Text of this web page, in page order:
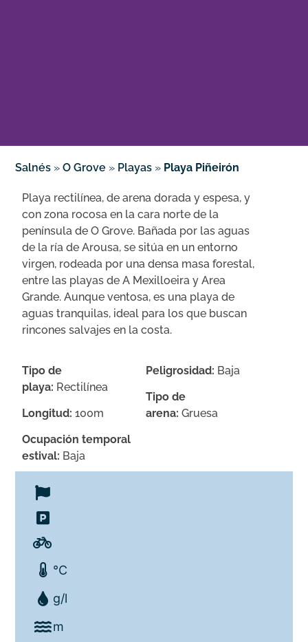
Salnés »O Grove » Playas » Playa Piñeirón
Playa rectilínea, de arena dorada y espesa, y
con zona rocosa en la cara norte de la
península de O Grove. Bañada por las aguas
de la ría de Arousa, se sitúa en un entorno
virgen, rodeada por una densa masa forestal,
entre las playas de A Mexilloeira y Area
Grande. Aunque ventosa, es una playa de
aguas tranquilas, ideal para los que buscan
rincones salvajes en la costa.
Tipo de
playa: Rectilínea
Longitud: 100m
Ocupación temporal
estival: Baja
Peligrosidad: Baja
Tipo de
arena: Gruesa
°C
g/l
m